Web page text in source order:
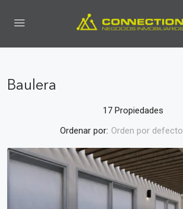
Baulera
17 Propiedades
Ordenar por: Orden por defecto